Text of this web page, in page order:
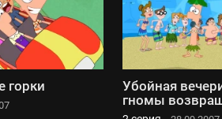
горки
Убойная
гномы